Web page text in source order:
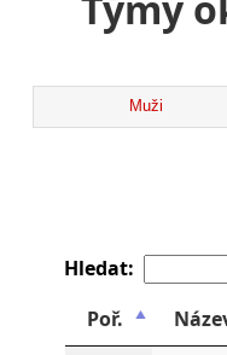
Muži
Hledat:
Poř.